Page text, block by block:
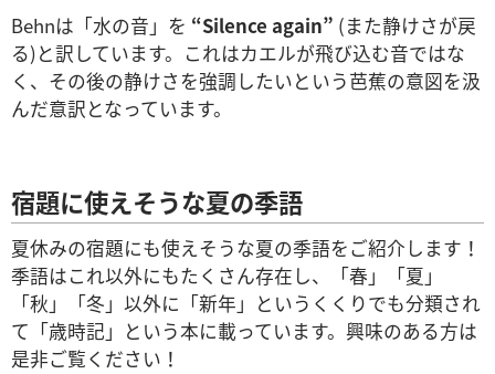
Behnは「水の音」を “Silence again” (また静けさが戻
る)と訳しています。これはカエルが飛び込む音ではな
く、その後の静けさを強調したいという芭蕉の意図を汲
んだ意訳となっています。
宿題に使えそうな夏の季語
夏休みの宿題にも使えそうな夏の季語をご紹介します！
季語はこれ以外にもたくさん存在し、「春」「夏」
「秋」「冬」以外に「新年」というくくりでも分類され
て「歳時記」という本に載っています。興味のある方は
是非ご覧ください！